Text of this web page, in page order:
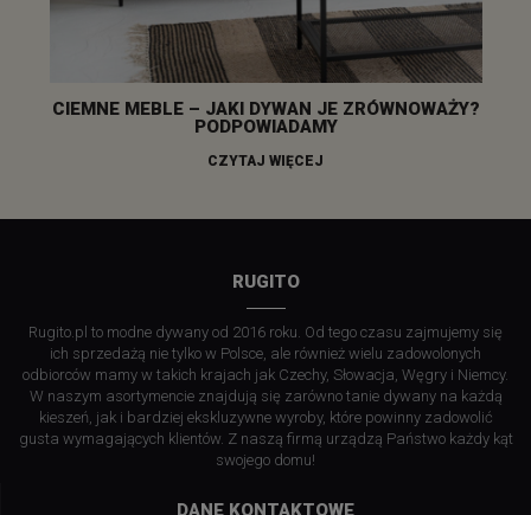
CIEMNE MEBLE – JAKI DYWAN JE ZRÓWNOWAŻY?
PODPOWIADAMY
CZYTAJ WIĘCEJ
RUGITO
Rugito.pl to modne dywany od 2016 roku. Od tego czasu zajmujemy się
ich sprzedażą nie tylko w Polsce, ale również wielu zadowolonych
odbiorców mamy w takich krajach jak Czechy, Słowacja, Węgry i Niemcy.
W naszym asortymencie znajdują się zarówno tanie dywany na każdą
kieszeń, jak i bardziej ekskluzywne wyroby, które powinny zadowolić
gusta wymagających klientów. Z naszą firmą urządzą Państwo każdy kąt
swojego domu!
DANE KONTAKTOWE